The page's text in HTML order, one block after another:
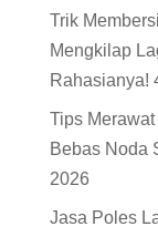
Trik
Mengkilap
Rahasianya!
Tips
Bebas Noda
2026
Jasa Poles